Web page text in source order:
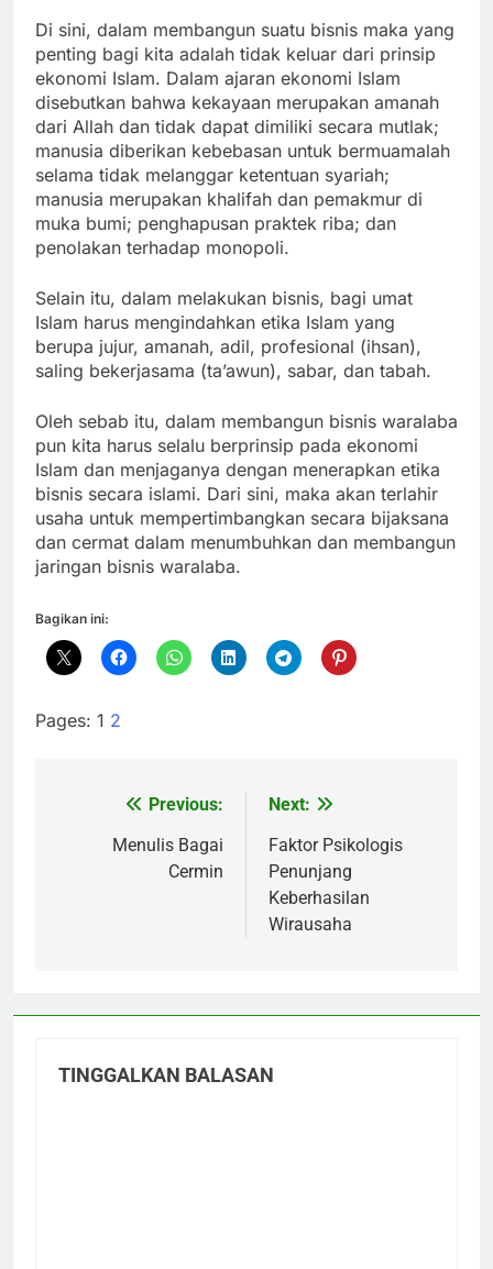
Di sini, dalam membangun suatu bisnis maka yang
penting bagi kita adalah tidak keluar dari prinsip
ekonomi Islam. Dalam ajaran ekonomi Islam
disebutkan bahwa kekayaan merupakan amanah
dari Allah dan tidak dapat dimiliki secara mutlak;
manusia diberikan kebebasan untuk bermuamalah
selama tidak melanggar ketentuan syariah;
manusia merupakan khalifah dan pemakmur di
muka bumi; penghapusan praktek riba; dan
penolakan terhadap monopoli.
Selain itu, dalam melakukan bisnis, bagi umat
Islam harus mengindahkan etika Islam yang
berupa jujur, amanah, adil, profesional (ihsan),
saling bekerjasama (ta’awun), sabar, dan tabah.
Oleh sebab itu, dalam membangun bisnis waralaba
pun kita harus selalu berprinsip pada ekonomi
Islam dan menjaganya dengan menerapkan etika
bisnis secara islami. Dari sini, maka akan terlahir
usaha untuk mempertimbangkan secara bijaksana
dan cermat dalam menumbuhkan dan membangun
jaringan bisnis waralaba.
Bagikan ini:
Pages: 1 2
NavigasiPrevious:
Menulis Bagai
Cermin
Next:
Faktor Psikologis
Penunjang
Keberhasilan
Wirausaha
TINGGALKAN BALASAN